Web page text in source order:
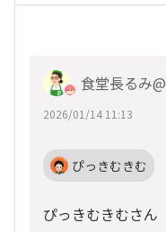
食堂長るみ
2026/01/14 11:13
ぴっきむきむ
ぴっきむきむさん